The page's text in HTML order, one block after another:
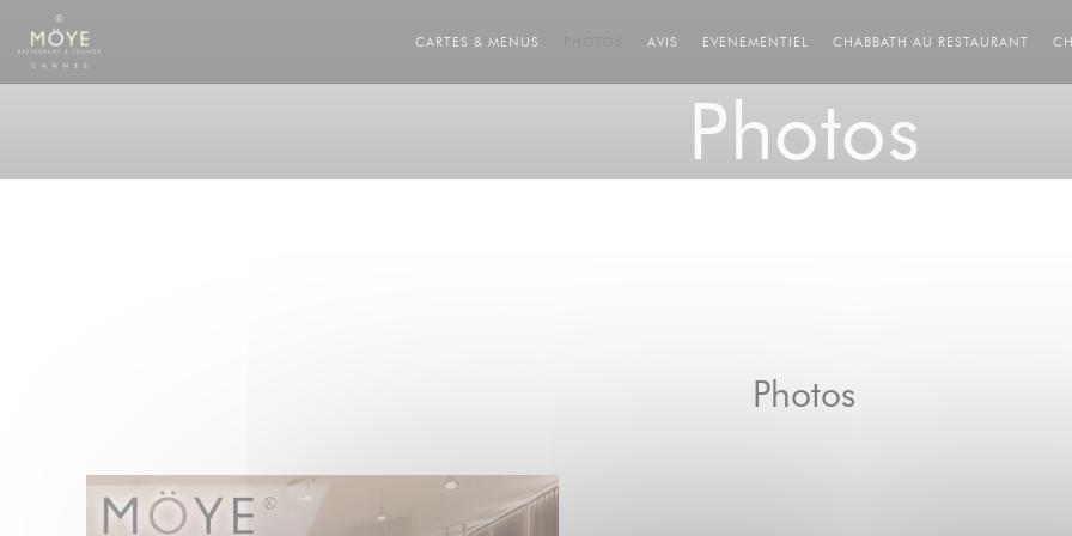
Personnalisation de vos choix en matière de cookies
CARTES & MENUS AVIS EVENEMENTIEL CHABBATH AU RESTAURANT
Photos
Photos